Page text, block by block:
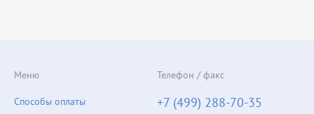
Меню
Способы оплаты
Телефон / факс
+7 (499) 288-70-35